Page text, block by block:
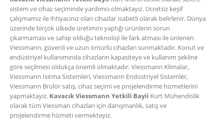
sistem ve cihaz seçiminde yardımcı olmaktayız. Ücretsiz keşif
çalışmamız ile ihtiyacınız olan cihazlar isabetli olarak belirlenir. Dünya
üzerinde birçok ülkede üretimini yaptığı ürünlerin sorun
çıkarmaması ve sahip olduğu teknoloji ile fark atması ile ünlenen
Viessmann, güvenli ve uzun ömürlü cihazları sunmaktadır. Konut ve
endüstriyel kullanımında cihazların kapasiteye ve kullanım şekline
göre seçilmesi oldukça önemli olmaktadır. Viessmann Klimalar,
Viessmann Isıtma Sistemleri, Viessmann Endüstriyel Sistemler,
Viessmann Brülör satış, cihaz seçimi ve projelendirme hizmetlerini
yapmaktayız. Kavacık Viessmann Yetkili Bayii Kurt Mühendislik
olarak tüm Viessman cihazları için danışmanlık, satış ve
projelendirme hizmeti vermekteyiz.